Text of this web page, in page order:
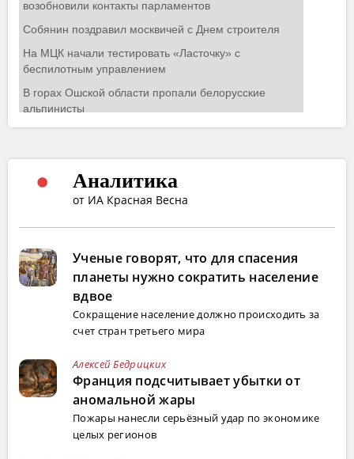
Аналитика
от ИА Красная Весна
Ученые говорят, что для спасения
планеты нужно сократить население
вдвое
Сокращение население должно происходить за
счет стран третьего мира
Алексей Бедрицких
Франция подсчитывает убытки от
аномальной жары
Пожары нанесли серьёзный удар по экономике
целых регионов